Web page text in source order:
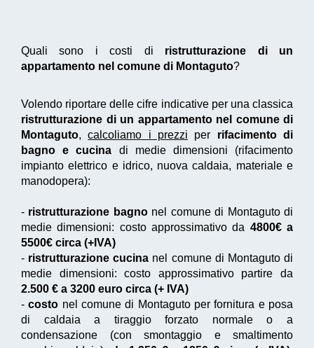
Quali sono i costi di ristrutturazione di un
appartamento nel comune di Montaguto?
Volendo riportare delle cifre indicative per una classica
ristrutturazione di un appartamento nel comune di
Montaguto,calcoliamo i prezzi per rifacimento di
bagno e cucina di medie dimensioni (rifacimento
impianto elettrico e idrico, nuova caldaia, materiale e
manodopera):
- ristrutturazione bagnonel comune di Montaguto di
medie dimensioni: costo approssimativo da 4800€ a
5500€ circa (+IVA)
- ristrutturazione cucina nel comune di Montaguto di
medie dimensioni: costo approssimativo partire da
2.500 € a 3200 euro circa (+ IVA)
-costo nel comune di Montaguto per fornitura e posa
di caldaia a tiraggio forzato normale o a
condensazione (con smontaggio e smaltimento